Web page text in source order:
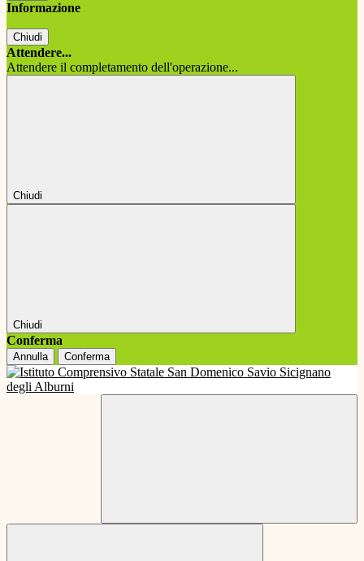
Informazione
Chiudi
Attendere...
Attendere il completamento dell'operazione...
Chiudi
Chiudi
Conferma
Annulla Conferma